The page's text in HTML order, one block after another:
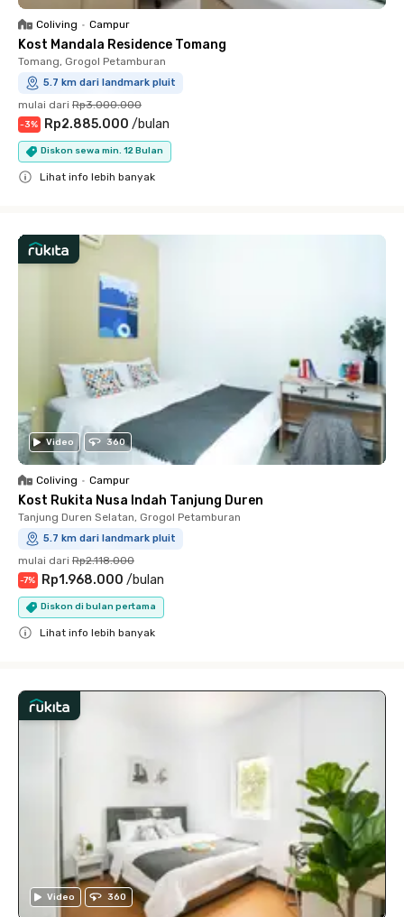
Coliving • Campur
Kost Mandala Residence Tomang
Tomang, Grogol Petamburan
5.7 km dari landmark pluit
mulai dari Rp3.000.000
-3% Rp2.885.000 /bulan
Diskon sewa min. 12 Bulan
Lihat info lebih banyak
Video 360
Coliving • Campur
Kost Rukita Nusa Indah Tanjung Duren
Tanjung Duren Selatan, Grogol Petamburan
5.7 km dari landmark pluit
mulai dari Rp2.118.000
-7% Rp1.968.000 /bulan
Diskon di bulan pertama
Lihat info lebih banyak
Video 360